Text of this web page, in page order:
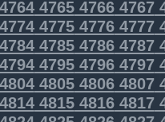
476547664767
477547764777
478547864787
479547964797
480548064807
481548164817